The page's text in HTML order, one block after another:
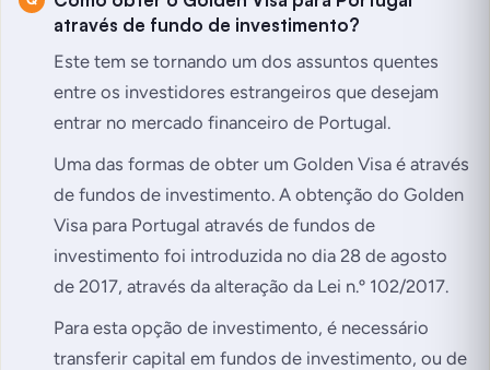
através de fundo de investimento?
Este tem se tornando um dos assuntos quentes
entre os investidores estrangeiros que desejam
entrar no mercado financeiro de Portugal.
Uma das formas de obter um Golden Visa é através
de fundos de investimento. A obtenção do Golden
Visa para Portugal através de fundos de
investimento foi introduzida no dia 28 de agosto
de 2017, através da alteração da Lei n.º 102/2017.
Para esta opção de investimento, é necessário
transferir capital em fundos de investimento, ou de